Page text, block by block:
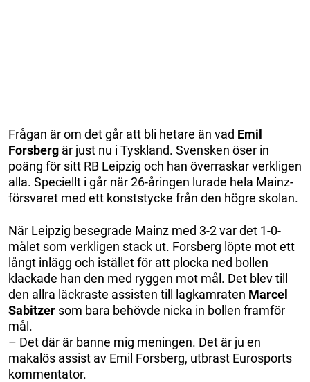
Frågan är om det går att bli hetare än vad Emil
Forsberg är just nu i Tyskland. Svensken öser in
poäng för sitt RB Leipzig och han överraskar verkligen
alla. Speciellt i går när 26-åringen lurade hela Mainz-
försvaret med ett konststycke från den högre skolan.
När Leipzig besegrade Mainz med 3-2 var det 1-0-
målet som verkligen stack ut. Forsberg löpte mot ett
långt inlägg och istället för att plocka ned bollen
klackade han den med ryggen mot mål. Det blev till
den allra läckraste assisten till lagkamraten Marcel
Sabitzer som bara behövde nicka in bollen framför
mål.
– Det där är banne mig meningen. Det är ju en
makalös assist av Emil Forsberg, utbrast Eurosports
kommentator.